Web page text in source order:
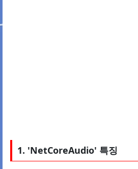
1. 'NetCoreAudio' 특징